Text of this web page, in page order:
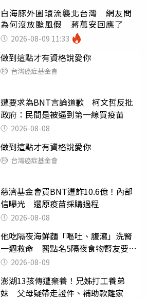
白海豚外圍環流襲北台灣 網友問
為何沒放颱風假 蔣萬安回應了
2026-08-09 11:33
做到這點才有資格說愛你
台灣癌症基金會
遭要求為BNT言論道歉 柯文哲反批
政府：民間是被逼到第一線買疫苗
2026-08-08
做到這點才有資格說愛你
台灣癌症基金會
慈濟基金會買BNT遭詐10.6億！內部
信曝光 還原疫苗採購過程
2026-08-08
他吃隔夜海鮮麵「嘔吐、腹瀉」洗腎
一週救命 醫點名5隔夜食物腎友要注
意 2026-08-09
澎湖13孩傳遭棄養！兄姊打工養弟
妹 父母疑帶走證件、補助款離家